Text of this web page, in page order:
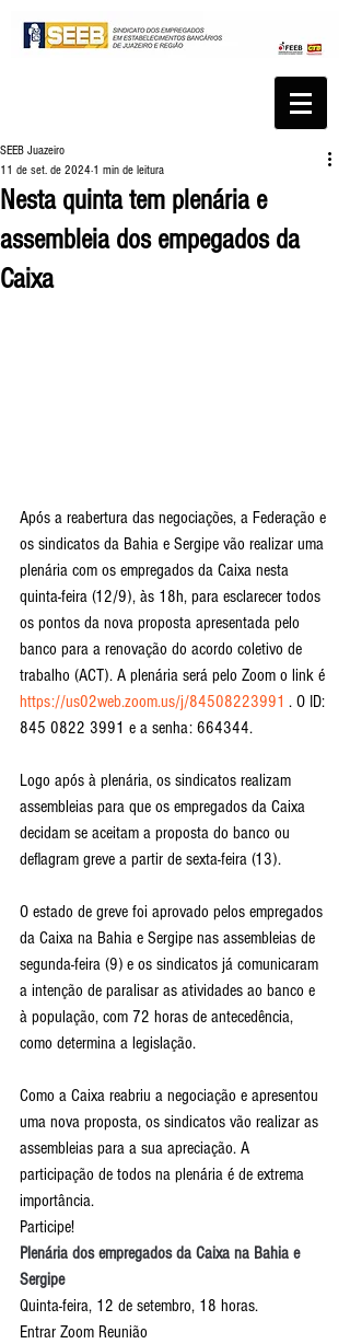
Nesta quinta tem plenária e
assembleia dos empegados da
Caixa
SEEB Juazeiro
11 de set. de 2024 1 min de leitura
Após a reabertura das negociações, a Federação e
os sindicatos da Bahia e Sergipe vão realizar uma
plenária com os empregados da Caixa nesta
quinta-feira (12/9), às 18h, para esclarecer todos
os pontos da nova proposta apresentada pelo
banco para a renovação do acordo coletivo de
trabalho (ACT). A plenária será pelo Zoom o link é
https://us02web.zoom.us/j/84508223991 . O ID:
845 0822 3991 e a senha: 664344.
Logo após à plenária, os sindicatos realizam
assembleias para que os empregados da Caixa
decidam se aceitam a proposta do banco ou
deflagram greve a partir de sexta-feira (13).
O estado de greve foi aprovado pelos empregados
da Caixa na Bahia e Sergipe nas assembleias de
segunda-feira (9) e os sindicatos já comunicaram
a intenção de paralisar as atividades ao banco e
à população, com 72 horas de antecedência,
como determina a legislação.
Como a Caixa reabriu a negociação e apresentou
uma nova proposta, os sindicatos vão realizar as
assembleias para a sua apreciação. A
participação de todos na plenária é de extrema
importância.
Participe!
Plenária dos empregados da Caixa na Bahia e
Sergipe
Quinta-feira, 12 de setembro, 18 horas.
Entrar Zoom Reunião